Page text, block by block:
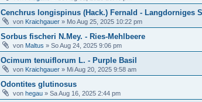
Cenchrus longispinus (Hack.) Fernald - Langdorniges
von Kraichgauer » Mo Aug 25, 2025 10:22 pm
Sorbus fischeri N.Mey. - Ries-Mehlbeere
von Maltus » So Aug 24, 2025 9:06 pm
Ocimum tenuiflorum L. - Purple Basil
von Kraichgauer » Mi Aug 20, 2025 9:58 am
Odontites glutinosus
von hegau » Sa Aug 16, 2025 2:44 pm